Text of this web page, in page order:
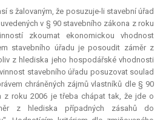
s žalovaným, že posuzuje-li stavební úřad
v § 90 stavebního zákona z roku
zkoumat ekonomickou vhodnost
stavebního úřadu je posoudit záměr z
z hlediska jeho hospodářské vhodnosti
stavebního úřadu posuzovat soulad
chráněných zájmů vlastníků dle § 90
z roku 2006 je třeba chápat tak, že jde o
z hlediska případných zásahů do